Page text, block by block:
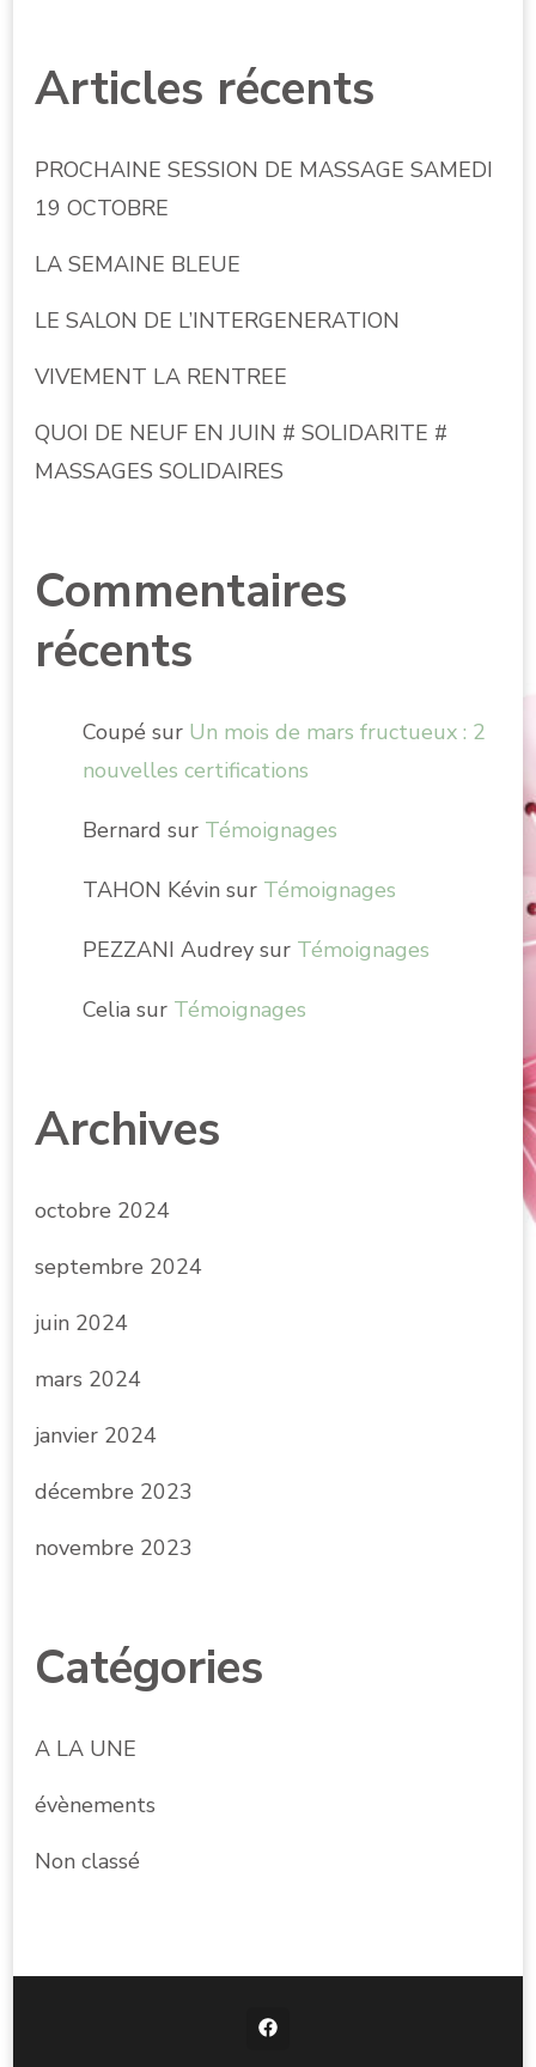
Articles récents
PROCHAINE SESSION DE MASSAGE SAMEDI
19 OCTOBRE
LA SEMAINE BLEUE
LE SALON DE L’INTERGENERATION
VIVEMENT LA RENTREE
QUOI DE NEUF EN JUIN # SOLIDARITE #
MASSAGES SOLIDAIRES
Commentaires
récents
Coupé sur Un mois de mars fructueux : 2
nouvelles certifications
Bernard sur Témoignages
TAHON Kévin sur Témoignages
PEZZANI Audrey sur Témoignages
Celia sur Témoignages
Archives
octobre 2024
septembre 2024
juin 2024
mars 2024
janvier 2024
décembre 2023
novembre 2023
Catégories
A LA UNE
évènements
Non classé